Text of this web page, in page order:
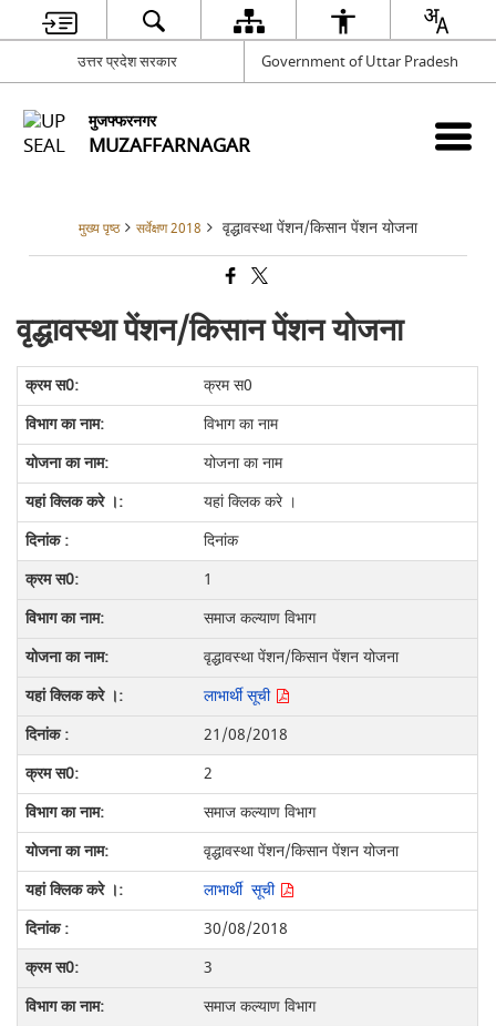
उत्तर प्रदेश सरकार Government of Uttar Pradesh
मुजफ्फरनगर
MUZAFFARNAGAR
मुख्य पृष्ठ सर्वेक्षण 2018 वृद्धावस्था पेंशन/किसान पेंशन योजना
वृद्धावस्था पेंशन/किसान पेंशन योजना
क्रम स0
विभाग का नाम
योजना का नाम
यहां क्लिक करे ।
दिनांक
1
समाज कल्याण विभाग
वृद्धावस्था पेंशन/किसान पेंशन योजना
लाभार्थी सूची
21/08/2018
2
समाज कल्याण विभाग
वृद्धावस्था पेंशन/किसान पेंशन योजना
लाभार्थी सूची
30/08/2018
3
समाज कल्याण विभाग